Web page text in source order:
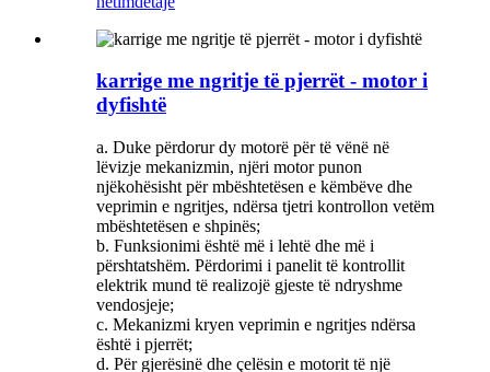
karrige me ngritje të pjerrët - motor i
dyfishtë
a. Duke përdorur dy motorë për të vënë në
lëvizje mekanizmin, njëri motor punon
njëkohësisht për mbështetësen e këmbëve dhe
veprimin e ngritjes, ndërsa tjetri kontrollon vetëm
mbështetësen e shpinës;
b. Funksionimi është më i lehtë dhe më i
përshtatshëm. Përdorimi i panelit të kontrollit
elektrik mund të realizojë gjeste të ndryshme
vendosjeje;
c. Mekanizmi kryen veprimin e ngritjes ndërsa
është i pjerrët;
d. Për gjerësinë dhe çelësin e motorit të një